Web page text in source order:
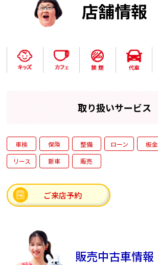
店舗情報
取り扱いサービス
車検 保険 整備 ローン 板金
リース
新車 販売
ご来店予約
販売中古車情報